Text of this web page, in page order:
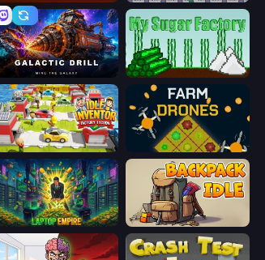
Galactic Drill My Sugar Factory
Idle Inventor Farm Drones
Laptop Empire Backpack Idle